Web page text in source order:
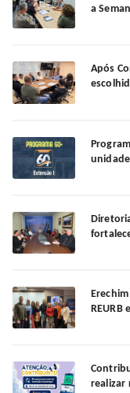
a
Após
REURB
realizar